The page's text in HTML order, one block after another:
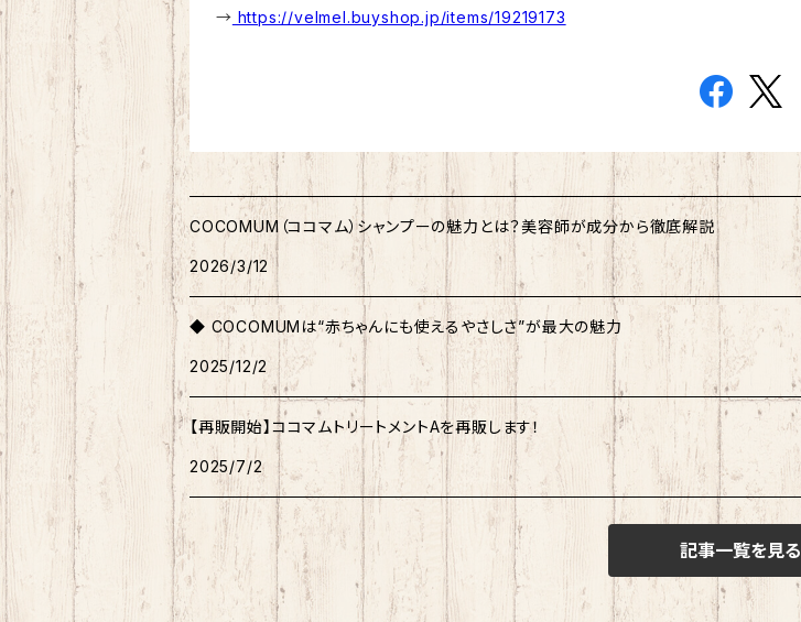
→ https://velmel.buyshop.jp/items/19219173
COCOMUM（ココマム）シャンプーの魅力とは？美容師が成分から徹底解説
2026/3/12
◆ COCOMUMは“赤ちゃんにも使えるやさしさ”が最大の魅力
2025/12/2
【再販開始】ココマムトリートメントAを再販します！
2025/7/2
記事一覧を見る